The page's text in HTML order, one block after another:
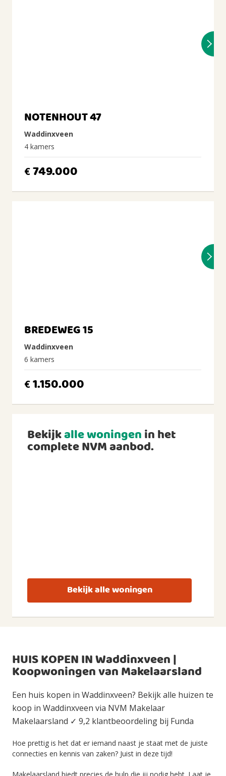
NOTENHOUT 47
Waddinxveen
4 kamers
€749.000
BREDEWEG 15
Waddinxveen
6 kamers
€1.150.000
Bekijkalle woningenin het
complete NVM aanbod.
Bekijk alle woningen
HUIS KOPEN IN Waddinxveen |
Koopwoningen van Makelaarsland
Een huis kopen in Waddinxveen? Bekijk alle huizen te
koop in Waddinxveen via NVM Makelaar
Makelaarsland ✓ 9,2 klantbeoordeling bij Funda
Hoe prettig is het dat er iemand naast je staat met de juiste
connecties en kennis van zaken? Juist in deze tijd!